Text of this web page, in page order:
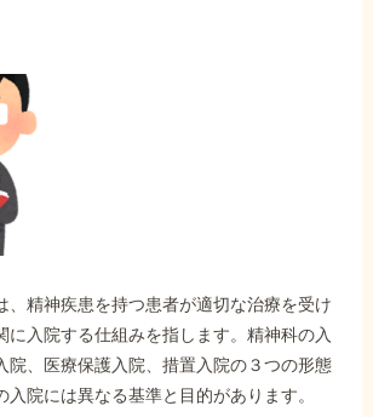
談事例をみる
難でもOK
面で申請できる
礎知識
、精神疾患を持つ患者が適切な治療を受け
に入院する仕組みを指します。精神科の入
院、医療保護入院、措置入院の３つの形態
入院には異なる基準と目的があります。